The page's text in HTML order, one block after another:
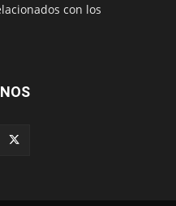
con los